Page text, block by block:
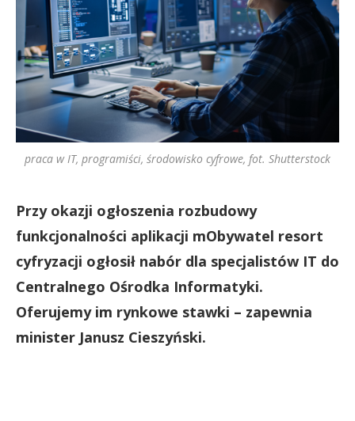
praca w IT, programiści, środowisko cyfrowe, fot. Shutterstock
Przy okazji ogłoszenia rozbudowy
funkcjonalności aplikacji mObywatel resort
cyfryzacji ogłosił nabór dla specjalistów IT do
Centralnego Ośrodka Informatyki.
Oferujemy im rynkowe stawki – zapewnia
minister Janusz Cieszyński.